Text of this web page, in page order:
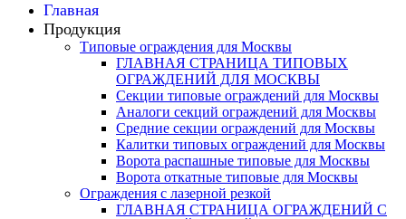
Главная
Продукция
Типовые ограждения для Москвы
ГЛАВНАЯ СТРАНИЦА ТИПОВЫХ
ОГРАЖДЕНИЙ ДЛЯ МОСКВЫ
Секции типовые ограждений для Москвы
Аналоги секций ограждений для Москвы
Средние секции ограждений для Москвы
Калитки типовых ограждений для Москвы
Ворота распашные типовые для Москвы
Ворота откатные типовые для Москвы
Ограждения с лазерной резкой
ГЛАВНАЯ СТРАНИЦА ОГРАЖДЕНИЙ С